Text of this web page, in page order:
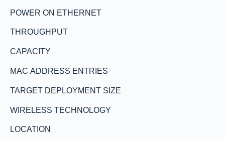
POWER ON ETHERNET
THROUGHPUT
CAPACITY
MAC ADDRESS ENTRIES
TARGET DEPLOYMENT SIZE
WIRELESS TECHNOLOGY
LOCATION